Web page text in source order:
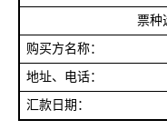
票种
购买方名称：
地址、电话：
汇款日期：